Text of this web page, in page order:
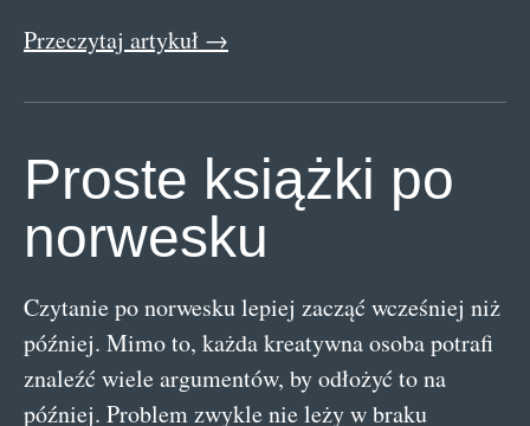
Przeczytaj artykuł →
Proste książki po
norwesku
Czytanie po norwesku lepiej zacząć wcześniej niż
później. Mimo to, każda kreatywna osoba potrafi
znaleźć wiele argumentów, by odłożyć to na
później. Problem zwykle nie leży w braku